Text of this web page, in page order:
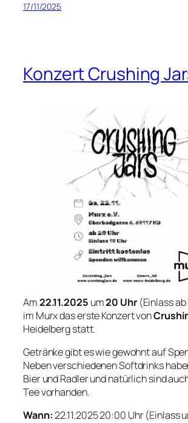
17/11/2025
Konzert Crushing
Am22.11.2025 um20 Uhr(Einlass
im Murx das erste Konzert von
Heidelberg statt.
Getränke gibt es wie gewohnt auf
Neben verschiedenen Softdrinks
Bier und Radler und natürlich sind
Tee vorhanden.
Wann:22.11.2025 20:00 Uhr (Einlass